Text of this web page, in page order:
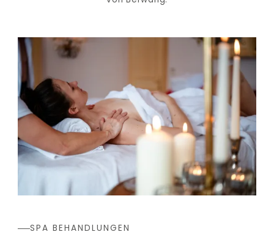
SPA BEHANDLUNGEN